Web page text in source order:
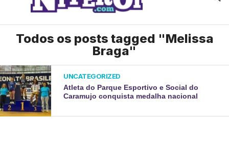
Todos os posts tagged "Melissa
Braga"
UNCATEGORIZED
Atleta do Parque Esportivo e Social do
Caramujo conquista medalha nacional